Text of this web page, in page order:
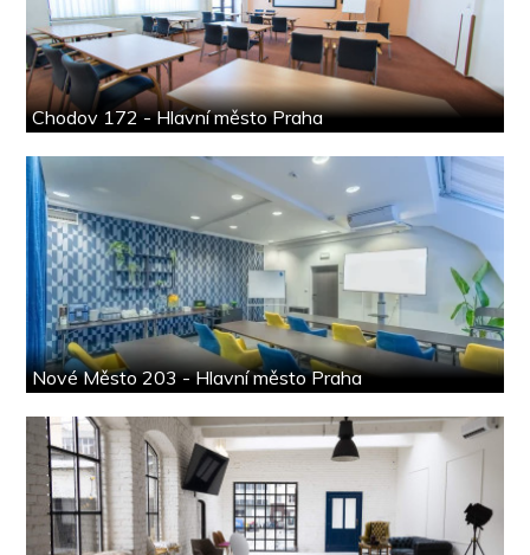
Chodov 172 - Hlavní město Praha
Nové Město 203 - Hlavní město Praha